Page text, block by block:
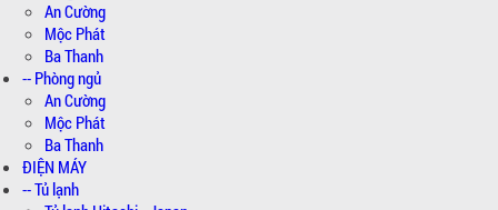
An Cường
Mộc Phát
Ba Thanh
-- Phòng ngủ
An Cường
Mộc Phát
Ba Thanh
ĐIỆN MÁY
-- Tủ lạnh